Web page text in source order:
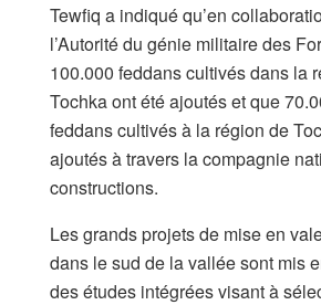
Tewfiq a indiqué qu’en
l’Autorité du génie militaire des
100.000 feddans cultivés dans la
Tochka ont été ajoutés et que
feddans cultivés à la région de
ajoutés à travers la compagnie
constructions.
Les grands projets de mise en
dans le sud de la vallée sont mis
des études intégrées visant à